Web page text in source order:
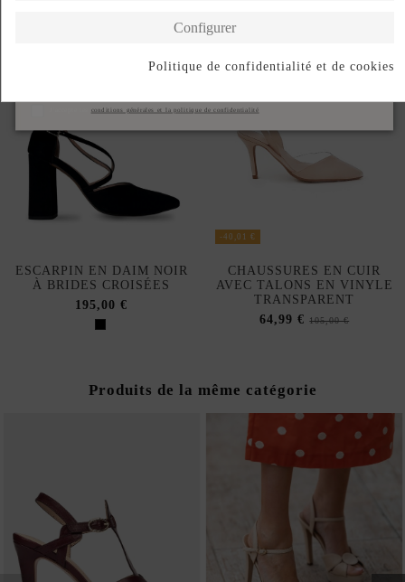
ESCARPIN EN DAIM NOIR
À BRIDES CROISÉES
195,00 €
-40,01 €
CHAUSSURES EN CUIR
AVEC TALONS EN VINYLE
TRANSPARENT
64,99 €105,00 €
Produits de la même catégorie
conditions générales et la politique de confidentialité
Configurer
Politique de confidentialité et de cookies